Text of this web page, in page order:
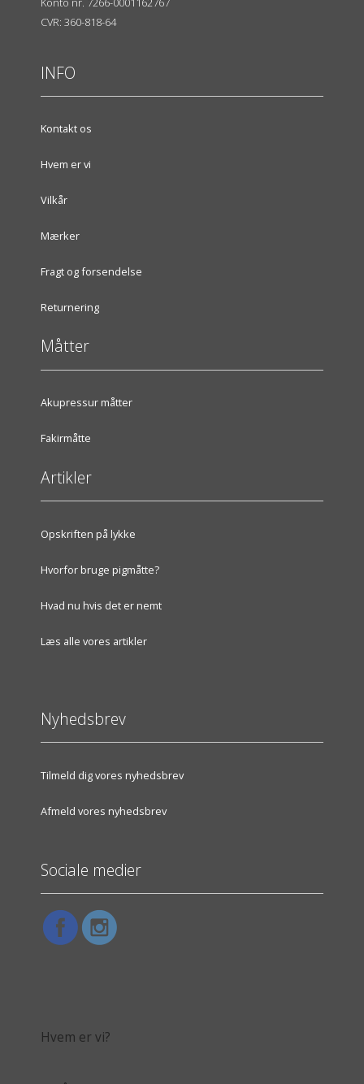
CVR: 360-818-64
INFO
Kontakt os
Hvem er vi
Vilkår
Mærker
Fragt og forsendelse
Returnering
Måtter
Akupressur måtter
Fakirmåtte
Artikler
Opskriften på lykke
Hvorfor bruge pigmåtte?
Hvad nu hvis det er nemt
Læs alle vores artikler
Nyhedsbrev
Tilmeld dig vores nyhedsbrev
Afmeld vores nyhedsbrev
Sociale medier
Hvem er vi?